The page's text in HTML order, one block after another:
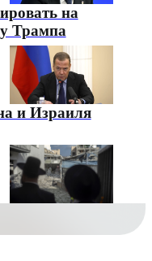
на
Трампа
и Израиля